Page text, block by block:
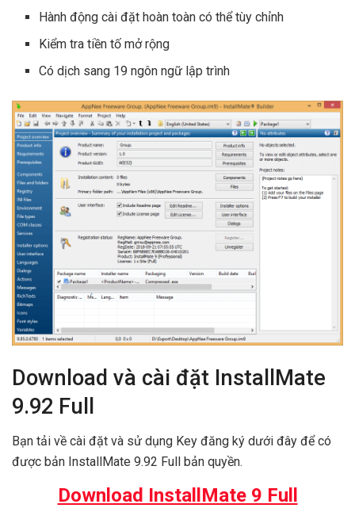
Hành động cài đặt hoàn toàn có thể tùy chỉnh
Kiểm tra tiền tố mở rộng
Có dịch sang 19 ngôn ngữ lập trình
Download và cài đặt InstallMate
9.92 Full
Bạn tải về cài đặt và sử dụng Key đăng ký dưới đây để có
được bản InstallMate 9.92 Full bản quyền.
Download InstallMate 9 Full